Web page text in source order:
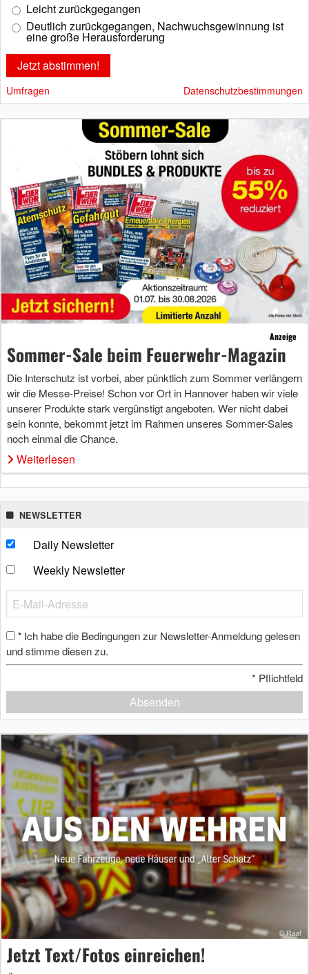
Leicht zurückgegangen
Deutlich zurückgegangen, Nachwuchsgewinnung ist
eine große Herausforderung
Umfragen Datenschutzbestimmungen
Anzeige
Sommer-Sale beim Feuerwehr-Magazin
Die Interschutz ist vorbei, aber pünktlich zum Sommer verlängern
wir die Messe-Preise! Schon vor Ort in Hannover haben wir viele
unserer Produkte stark vergünstigt angeboten. Wer nicht dabei
sein konnte, bekommt jetzt im Rahmen unseres Sommer-Sales
noch einmal die Chance.
Weiterlesen
NEWSLETTER
Daily Newsletter
Weekly Newsletter
* Ich habe die Bedingungen zur Newsletter-Anmeldung gelesen
und stimme diesen zu.
* Pflichtfeld
Absenden
Jetzt Text/Fotos einreichen!